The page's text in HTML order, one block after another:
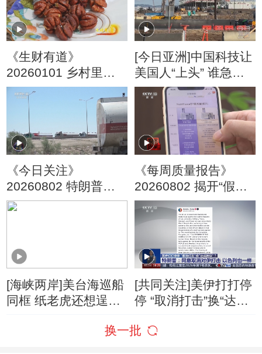
《生财有道》
20260101 乡村里的
新能人：一锤一仁 富
一方人
[今日亚洲]中国科技让
美国人“上头” 谁急
了？
《今日关注》
20260802 特朗普叫
停“最大规模”打击 伊
《每周质量报告》
20260802 揭开“假洋
牌”的真面目
[海峡两岸]美台海巡船
同框 纸老虎还想逞
[共同关注]美伊打打停
停 “取消打击”换“达成
取消对伊打击 以色列
换一批